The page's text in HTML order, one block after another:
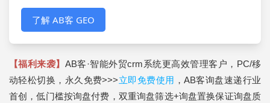
了解 AB客 GEO
【福利来袭】 AB客·智能外贸crm系统更高效管理客户，PC/移
动轻松切换，永久免费>>>立即免费使用 ，AB客询盘速递行业
首创，低门槛按询盘付费，双重询盘筛选+询盘置换保证询盘质